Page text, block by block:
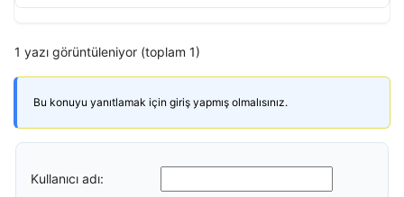
1 yazı görüntüleniyor (toplam 1)
Bu konuyu yanıtlamak için giriş yapmış olmalısınız.
Kullanıcı adı: